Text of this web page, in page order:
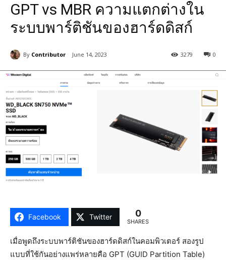
GPT vs MBR ความแตกต่างใน
ระบบพาร์ติชันของฮาร์ดดิสก์
By Contributor June 14, 2023 0
3279
Facebook Twitter 0
SHARES
เมื่อพูดถึงระบบพาร์ติชันของฮาร์ดดิสก์ในคอมพิวเตอร์ สองรูป
แบบที่ใช้กันอย่างแพร่หลายคือ GPT (GUID Partition Table)